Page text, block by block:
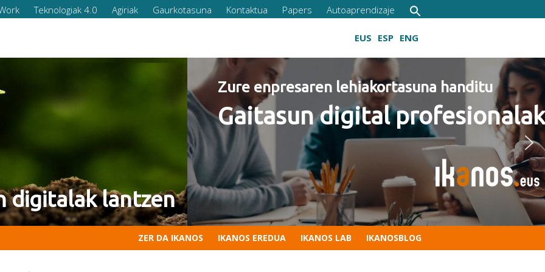
Teknologiak 4.0 Agiriak Gaurkotasuna Kontaktua Papers Autoaprendizaje
EUS ESP ENG
2022 programa
Gaitasun digitalak lantzen
ZER DA IKANOS IKANOS EREDUA IKANOS LAB IKANOSBLOG